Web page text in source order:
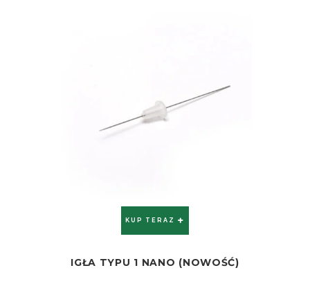
ZOBACZ
KUP TERAZ
IGŁA TYPU 1 NANO (NOWOŚĆ)